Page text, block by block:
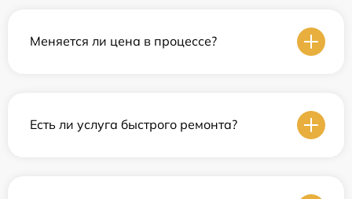
Меняется ли цена в процессе?
Есть ли услуга быстрого ремонта?